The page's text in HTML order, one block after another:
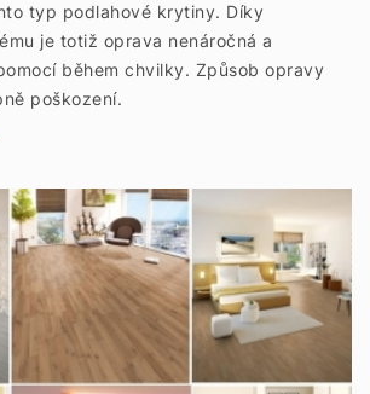
typ podlahové krytiny. Díky
je totiž oprava nenáročná a
během chvilky. Způsob opravy
poškození.